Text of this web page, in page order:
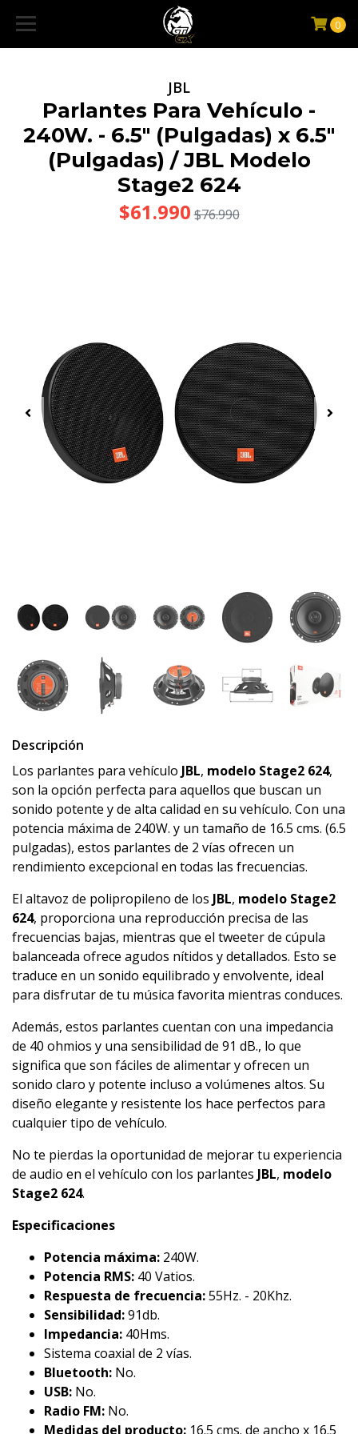
0
JBL
Parlantes Para Vehículo -
240W. - 6.5" (Pulgadas) x 6.5"
(Pulgadas) / JBL Modelo
Stage2 624
$61.990 $76.990
Descripción
Los parlantes para vehículo JBL, modelo Stage2 624,
son la opción perfecta para aquellos que buscan un
sonido potente y de alta calidad en su vehículo. Con una
potencia máxima de 240W. y un tamaño de 16.5 cms. (6.5
pulgadas), estos parlantes de 2 vías ofrecen un
rendimiento excepcional en todas las frecuencias.
El altavoz de polipropileno de los JBL, modelo Stage2
624, proporciona una reproducción precisa de las
frecuencias bajas, mientras que el tweeter de cúpula
balanceada ofrece agudos nítidos y detallados. Esto se
traduce en un sonido equilibrado y envolvente, ideal
para disfrutar de tu música favorita mientras conduces.
Además, estos parlantes cuentan con una impedancia
de 40 ohmios y una sensibilidad de 91 dB., lo que
significa que son fáciles de alimentar y ofrecen un
sonido claro y potente incluso a volúmenes altos. Su
diseño elegante y resistente los hace perfectos para
cualquier tipo de vehículo.
No te pierdas la oportunidad de mejorar tu experiencia
de audio en el vehículo con los parlantes JBL, modelo
Stage2 624.
Especificaciones
Potencia máxima: 240W.
Potencia RMS: 40 Vatios.
Respuesta de frecuencia:55Hz. - 20Khz.
Sensibilidad:91db.
Impedancia: 40Hms.
Sistema coaxial de 2 vías.
Bluetooth: No.
USB: No.
Radio FM: No.
Medidas del producto: 16.5 cms. de ancho x 16.5